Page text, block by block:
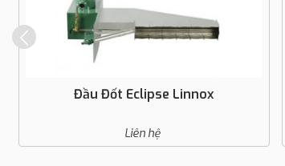
Đầu Đốt Eclipse Linnox
Liên hệ